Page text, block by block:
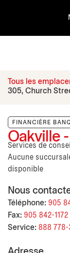
Tous les
305, Church
FINANCIÈRE
Oakville
Services de
Aucune
disponible
Nous
Téléphone: 905
Fax: 905 842-1172
Service: 888